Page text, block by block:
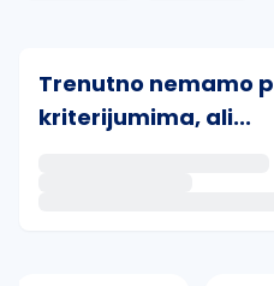
Trenutno nemamo
kriterijumima, ali...